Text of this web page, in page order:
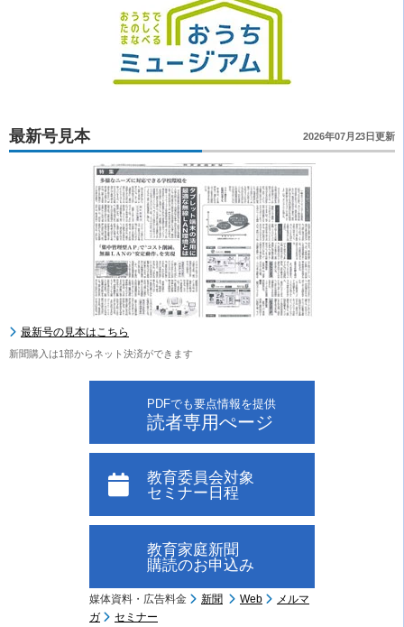
最新号見本 2026年07月23日更新
最新号の見本はこちら
新聞購入は1部からネット決済ができます
PDFでも要点情報を提供
読者専用ぺージ
教育委員会対象
セミナー日程
教育家庭新聞
購読のお申込み
媒体資料・広告料金 新聞 Web
メルマ
ガ
セミナー